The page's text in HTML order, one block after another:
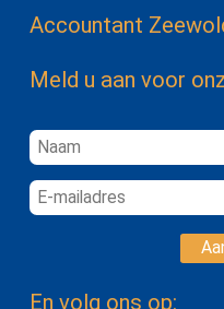
Accountant
Meld u aan voor
En volg ons op: